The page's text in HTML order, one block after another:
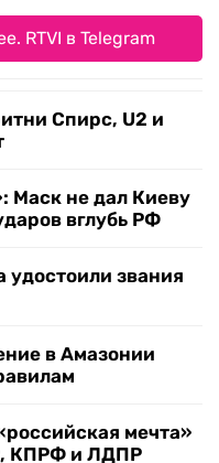
RTVI в Telegram
Спирс, U2 и
Маск не дал Киеву
вглубь РФ
звания
в Амазонии
мечта»
КПРФ и ЛДПР